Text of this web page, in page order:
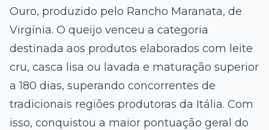
Ouro, produzido pelo Rancho Maranata, de
Virgínia. O queijo venceu a categoria
destinada aos produtos elaborados com leite
cru, casca lisa ou lavada e maturação superior
a 180 dias, superando concorrentes de
tradicionais regiões produtoras da Itália. Com
isso, conquistou a maior pontuação geral do